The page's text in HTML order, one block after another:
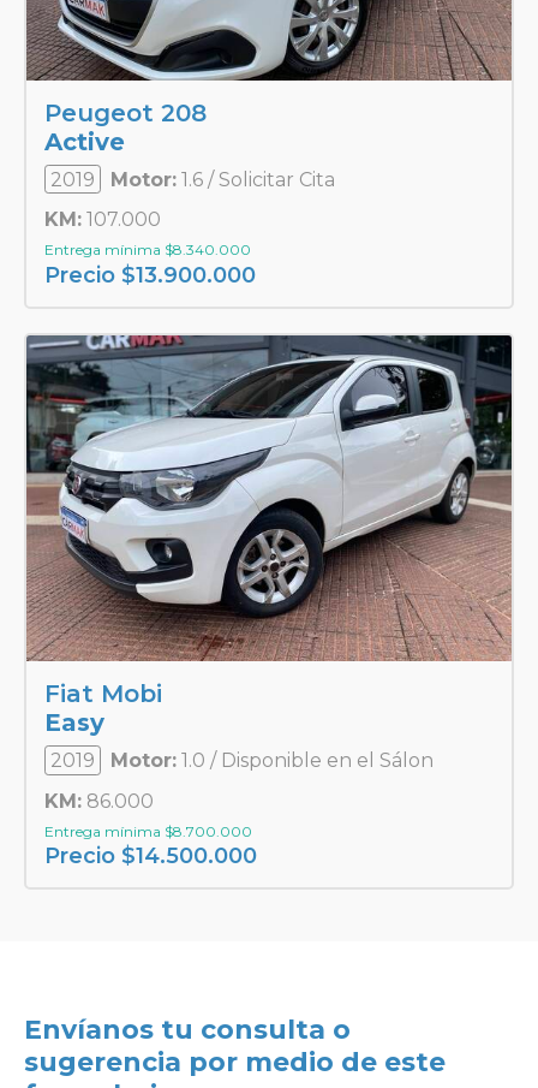
Peugeot 208
Active
2019 Motor: 1.6 / Solicitar Cita
KM: 107.000
Entrega mínima $8.340.000
Precio $13.900.000
Fiat Mobi
Easy
2019 Motor: 1.0 / Disponible en el Sálon
KM: 86.000
Entrega mínima $8.700.000
Precio $14.500.000
Envíanos tu consulta o
sugerencia por medio de este